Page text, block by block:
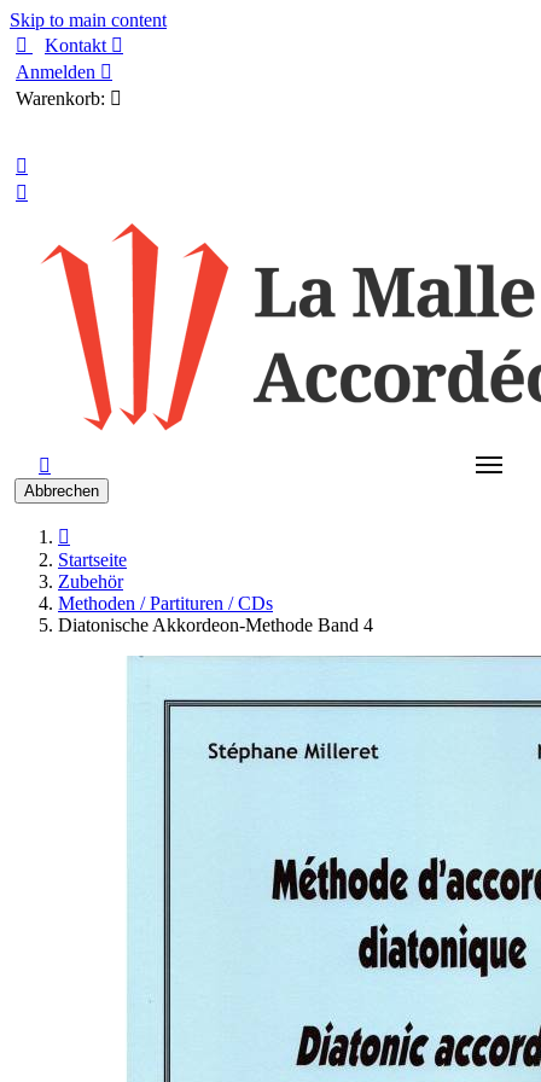
Skip to main content

Kontakt 
Anmelden 
Warenkorb: 



Abbrechen

Startseite
Zubehör
Methoden / Partituren / CDs
Diatonische Akkordeon-Methode Band 4